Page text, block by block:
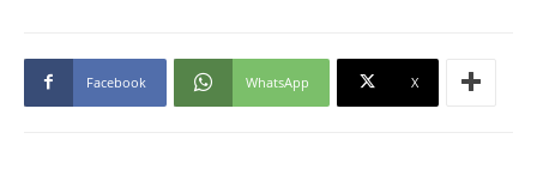
Facebook WhatsApp X